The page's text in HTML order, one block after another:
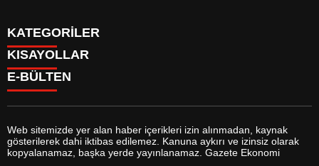
KATEGORİLER
GÜNDEM
DÜNYA
SİYASET
MAGAZİN
SAĞLIK
EĞİTİM
YAŞAM
KISAYOLLAR
BURÇLAR
FİKSTÜR
FİRMA EKLE
FİRMA REHBERİ
E-BÜLTEN
gazeteekonomi.com e-bültenine abone olarak, tarafınıza haber,
Web sitemizde yer alan haber içerikleri izin alınmadan, kaynak
gösterilerek dahi iktibas edilemez. Kanuna aykırı ve izinsiz olarak
kopyalanamaz, başka yerde yayınlanamaz. Gazete Ekonomi